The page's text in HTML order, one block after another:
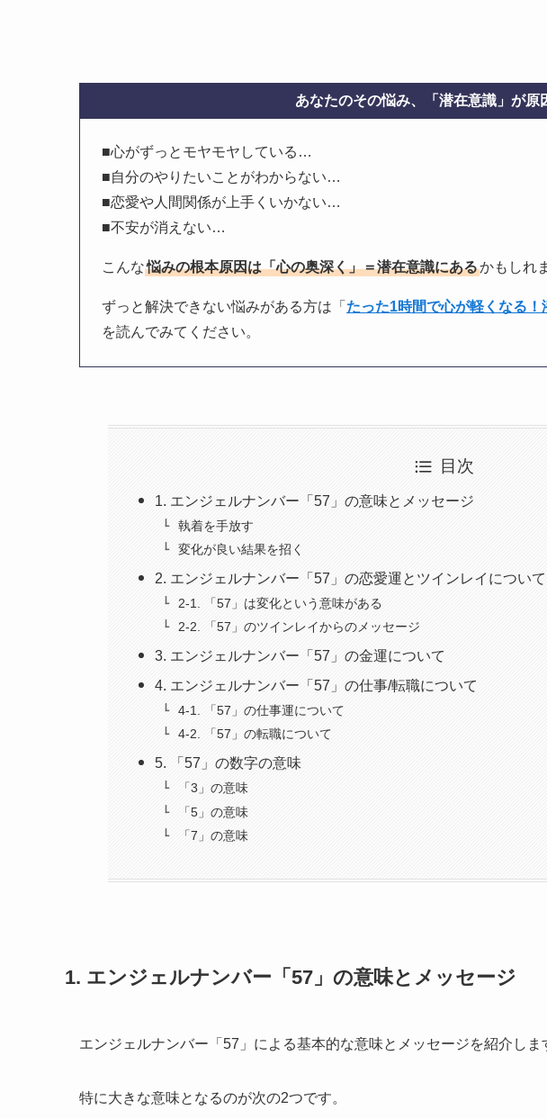
あなたのその悩み、「潜在意識」が原
■心がずっとモヤモヤしている…
■自分のやりたいことがわからない…
■恋愛や人間関係が上手くいかない…
■不安が消えない…
こんな悩みの根本原因は「心の奥深く」＝潜在意識にあるかもしれ
ずっと解決できない悩みがある方は「 たった1時間で心が軽くなる
を読んでみてください。
目次
1. エンジェルナンバー「57」の意味とメッセージ
執着を手放す
変化が良い結果を招く
2. エンジェルナンバー「57」の恋愛運とツインレイについて
2-1. 「57」は変化という意味がある
2-2. 「57」のツインレイからのメッセージ
3. エンジェルナンバー「57」の金運について
4. エンジェルナンバー「57」の仕事/転職について
4-1. 「57」の仕事運について
4-2. 「57」の転職について
5. 「57」の数字の意味
「3」の意味
「5」の意味
「7」の意味
1. エンジェルナンバー「57」の意味とメッセージ
エンジェルナンバー「57」による基本的な意味とメッセージを紹介しま
特に大きな意味となるのが次の2つです。